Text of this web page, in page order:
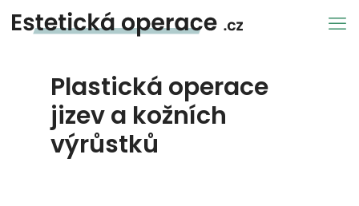
Plastická operace
jizev a kožních
výrůstků